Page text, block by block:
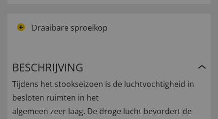
Draaibare sproeikop
BESCHRIJVING
Tijdens het stookseizoen is de luchtvochtigheid in
besloten ruimten in het
algemeen zeer laag. De droge lucht bevordert de